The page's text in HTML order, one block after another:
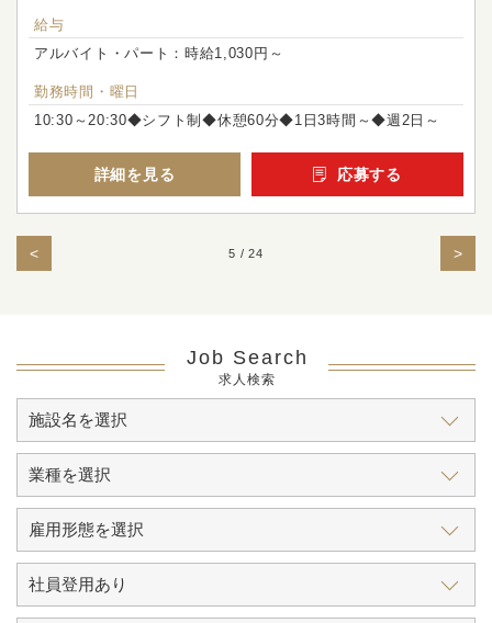
給与
アルバイト・パート：時給1,030円～
勤務時間・曜日
10:30～20:30◆シフト制◆休憩60分◆1日3時間～◆週2日～
詳細を見る 応募する
< 5 / 24 >
Job Search
求人検索